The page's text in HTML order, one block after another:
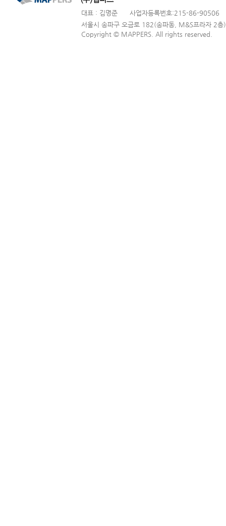
대표 : 김명준
사업자등록번호:215-86-90506
서울시 송파구 오금로 182(송파동, M&S프라자 2
Copyright © MAPPERS. All rights reserved.